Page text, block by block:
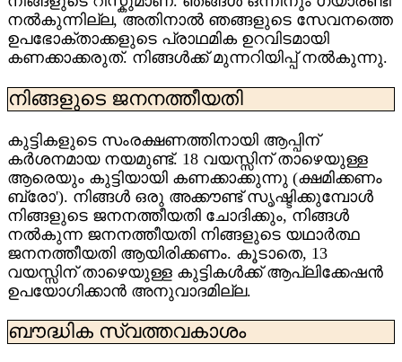
നൽകുന്നില്ല, അതിനാൽ ഞങ്ങളുടെ സേവനത്തെ
ഉപഭോക്താക്കളുടെ പ്രാഥമിക ഉറവിടമായി
കണക്കാക്കരുത്. നിങ്ങൾക്ക് മുന്നറിയിപ്പ് നൽകുന്നു.
നിങ്ങളുടെ ജനനത്തീയതി
കുട്ടികളുടെ സംരക്ഷണത്തിനായി ആപ്പിന്
കർശനമായ നയമുണ്ട്. 18 വയസ്സിന് താഴെയുള്ള
ആരെയും കുട്ടിയായി കണക്കാക്കുന്നു (ക്ഷമിക്കണം
ബ്രോ'). നിങ്ങൾ ഒരു അക്കൗണ്ട് സൃഷ്ടിക്കുമ്പോൾ
നിങ്ങളുടെ ജനനത്തീയതി ചോദിക്കും, നിങ്ങൾ
നൽകുന്ന ജനനത്തീയതി നിങ്ങളുടെ യഥാർത്ഥ
ജനനത്തീയതി ആയിരിക്കണം. കൂടാതെ, 13
വയസ്സിന് താഴെയുള്ള കുട്ടികൾക്ക് ആപ്ലിക്കേഷൻ
ഉപയോഗിക്കാൻ അനുവാദമില്ല.
ബൗദ്ധിക സ്വത്തവകാശം